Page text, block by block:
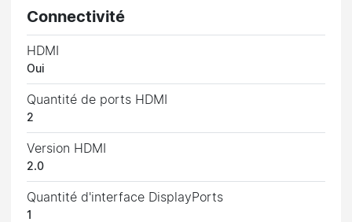
Connectivité
HDMI
Oui
Quantité de ports HDMI
2
Version HDMI
2.0
Quantité d'interface DisplayPorts
1